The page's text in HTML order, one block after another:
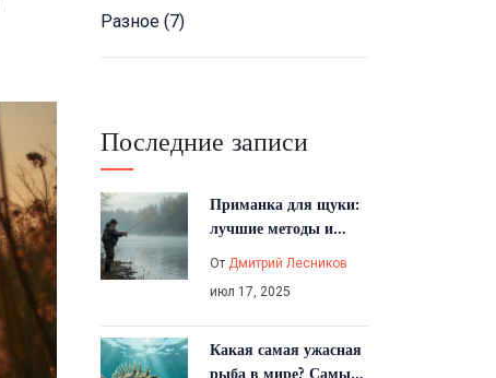
Разное (7)
Последние записи
Приманка для щуки:
лучшие методы и
хищницы
От Дмитрий Лесников
июл 17, 2025
Какая самая ужасная
рыба в мире? Самые